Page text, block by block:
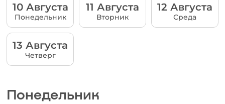
10 Августа
Понедельник
11 Августа
Вторник
12 Августа
Среда
13 Августа
Четверг
Понедельник